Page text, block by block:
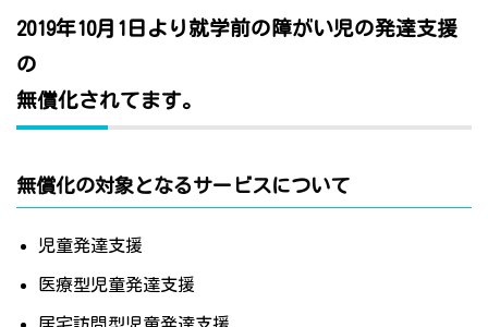
2019年10月1日より就学前の障がい児の発達支援
の
無償化されてます。
無償化の対象となるサービスについて
児童発達支援
医療型児童発達支援